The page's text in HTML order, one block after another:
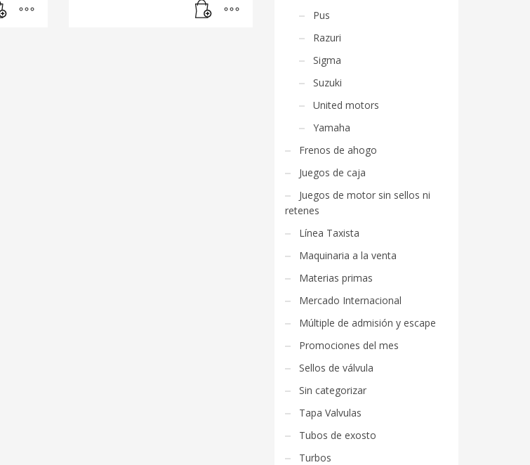
Pus
Razuri
Sigma
Suzuki
United motors
Yamaha
Frenos de ahogo
Juegos de caja
Juegos de motor sin sellos ni
retenes
Línea Taxista
Maquinaria a la venta
Materias primas
Mercado Internacional
Múltiple de admisión y escape
Promociones del mes
Sellos de válvula
Sin categorizar
Tapa Valvulas
Tubos de exosto
Turbos